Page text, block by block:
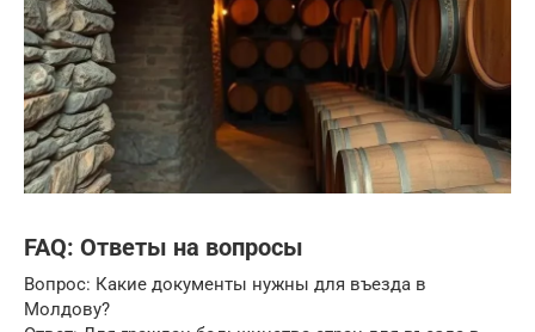
FAQ: Ответы на вопросы
Вопрос: Какие документы нужны для въезда в
Молдову?